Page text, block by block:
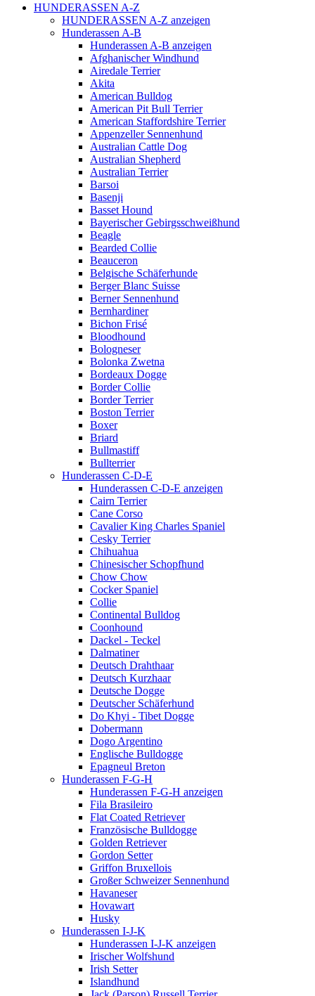
HUNDERASSEN A-Z
HUNDERASSEN A-Z anzeigen
Hunderassen A-B
Hunderassen A-B anzeigen
Afghanischer Windhund
Airedale Terrier
Akita
American Bulldog
American Pit Bull Terrier
American Staffordshire Terrier
Appenzeller Sennenhund
Australian Cattle Dog
Australian Shepherd
Australian Terrier
Barsoi
Basenji
Basset Hound
Bayerischer Gebirgsschweißhund
Beagle
Bearded Collie
Beauceron
Belgische Schäferhunde
Berger Blanc Suisse
Berner Sennenhund
Bernhardiner
Bichon Frisé
Bloodhound
Bologneser
Bolonka Zwetna
Bordeaux Dogge
Border Collie
Border Terrier
Boston Terrier
Boxer
Briard
Bullmastiff
Bullterrier
Hunderassen C-D-E
Hunderassen C-D-E anzeigen
Cairn Terrier
Cane Corso
Cavalier King Charles Spaniel
Cesky Terrier
Chihuahua
Chinesischer Schopfhund
Chow Chow
Cocker Spaniel
Collie
Continental Bulldog
Coonhound
Dackel - Teckel
Dalmatiner
Deutsch Drahthaar
Deutsch Kurzhaar
Deutsche Dogge
Deutscher Schäferhund
Do Khyi - Tibet Dogge
Dobermann
Dogo Argentino
Englische Bulldogge
Epagneul Breton
Hunderassen F-G-H
Hunderassen F-G-H anzeigen
Fila Brasileiro
Flat Coated Retriever
Französische Bulldogge
Golden Retriever
Gordon Setter
Griffon Bruxellois
Großer Schweizer Sennenhund
Havaneser
Hovawart
Husky
Hunderassen I-J-K
Hunderassen I-J-K anzeigen
Irischer Wolfshund
Irish Setter
Islandhund